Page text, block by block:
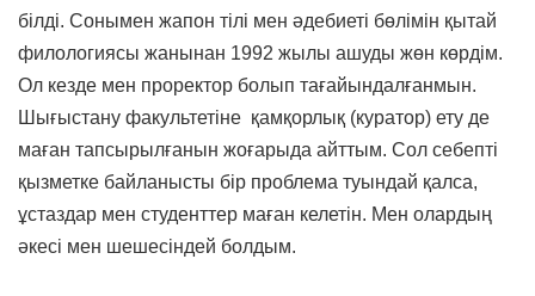
білді. Сонымен жапон тілі мен әдебиеті бөлімін қытай
филологиясы жанынан 1992 жылы ашуды жөн көрдім.
Ол кезде мен проректор болып тағайындалғанмын.
Шығыстану факультетіне қамқорлық (куратор) ету де
маған тапсырылғанын жоғарыда айттым. Сол себепті
қызметке байланысты бір проблема туындай қалса,
ұстаздар мен студенттер маған келетін. Мен олардың
әкесі мен шешесіндей болдым.